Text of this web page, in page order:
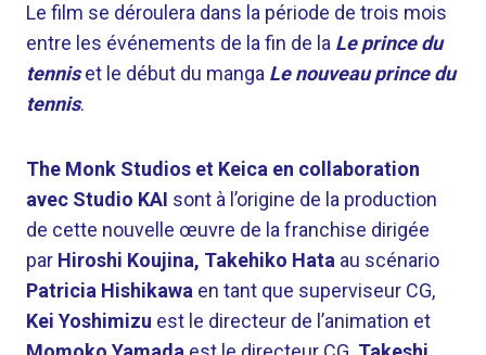
Le film se déroulera dans la période de trois mois
entre les événements de la fin de la Le prince du
tenniset le début du manga Le nouveau prince du
tennis.
The Monk Studios et Keica en collaboration
avec Studio KAI sont à l’origine de la production
de cette nouvelle œuvre de la franchise dirigée
par Hiroshi Koujina, Takehiko Hata au scénario
Patricia Hishikawa en tant que superviseur CG,
Kei Yoshimizu est le directeur de l’animation et